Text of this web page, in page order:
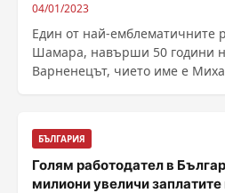
04/01/2023
Един от най-
Шамара, навърши 50 години
Варненецът, чието име е
БЪЛГАРИЯ
Голям работодател в
милиони увеличи заплатите